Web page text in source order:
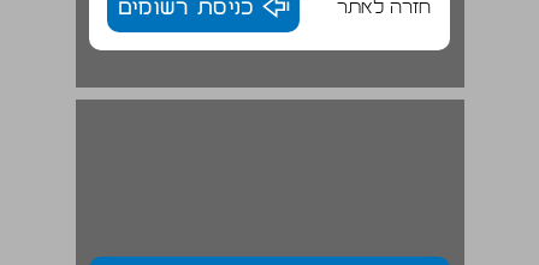
חזרה לאתר כניסת רשומים